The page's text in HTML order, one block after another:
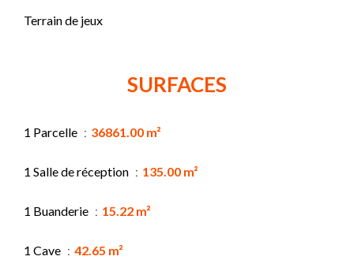
Terrain de jeux
SURFACES
1 Parcelle 36861.00 m²
1 Salle de réception 135.00 m²
1 Buanderie 15.22 m²
1 Cave 42.65 m²